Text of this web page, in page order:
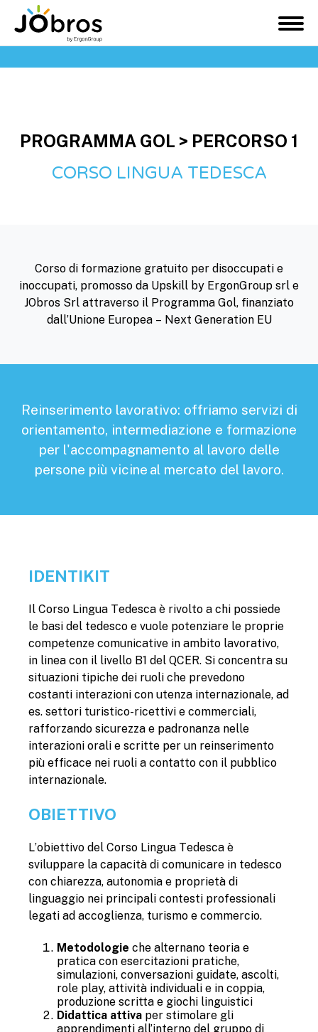
M
e
u
PROGRAMMA GOL > PERCORSO 1
CORSO LINGUA TEDESCA
Corso di formazione gratuito per disoccupati e
inoccupati, promosso da Upskill by ErgonGroup srl e
JObros Srl attraverso il Programma Gol, finanziato
dall’Unione Europea – Next Generation EU
Reinserimento lavorativo: offriamo servizi di
orientamento, intermediazione e formazione
per l'accompagnamento al lavoro delle
persone più vicine al mercato del lavoro.
IDENTIKIT
Il Corso Lingua Tedesca è rivolto a chi possiede
le basi del tedesco e vuole potenziare le proprie
competenze comunicative in ambito lavorativo,
in linea con il livello B1 del QCER. Si concentra su
situazioni tipiche dei ruoli che prevedono
costanti interazioni con utenza internazionale, ad
es. settori turistico-ricettivi e commerciali,
rafforzando sicurezza e padronanza nelle
interazioni orali e scritte per un reinserimento
più efficace nei ruoli a contatto con il pubblico
internazionale.
OBIETTIVO
L’obiettivo del Corso Lingua Tedesca è
sviluppare la capacità di comunicare in tedesco
con chiarezza, autonomia e proprietà di
linguaggio nei principali contesti professionali
legati ad accoglienza, turismo e commercio.
Metodologie che alternano teoria e
pratica con esercitazioni pratiche,
simulazioni, conversazioni guidate, ascolti,
role play, attività individuali e in coppia,
produzione scritta e giochi linguistici
Didattica attiva per stimolare gli
apprendimenti all’interno del gruppo di